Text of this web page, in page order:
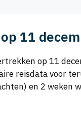
11
op 11
reisdata voor
en 2 weken